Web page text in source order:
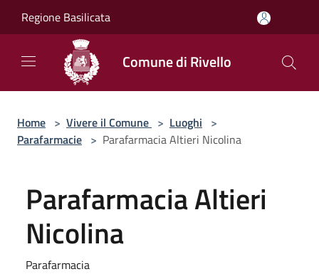
Regione Basilicata
Comune di Rivello
Home > Vivere il Comune > Luoghi >
Parafarmacie > Parafarmacia Altieri Nicolina
Parafarmacia Altieri
Nicolina
Parafarmacia